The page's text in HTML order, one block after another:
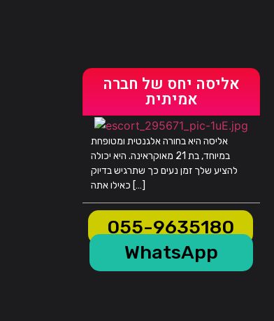
אליסה יחס של חברה
אמיתית
אליסה היא בחורה אלגנטית ומטופחת
במיוחד, בת 21 מאוקראינה. היא יכולה
להציע שלך זמן נעים כך שתרגיש בדיוק
כאילו אתה […]
055-9635180
WhatsApp